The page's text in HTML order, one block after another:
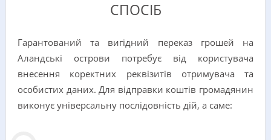
СПОСІБ
Гарантований та вигідний переказ грошей на
Аландські острови потребує від користувача
внесення коректних реквізитів отримувача та
особистих даних. Для відправки коштів громадянин
виконує універсальну послідовність дій, а саме: